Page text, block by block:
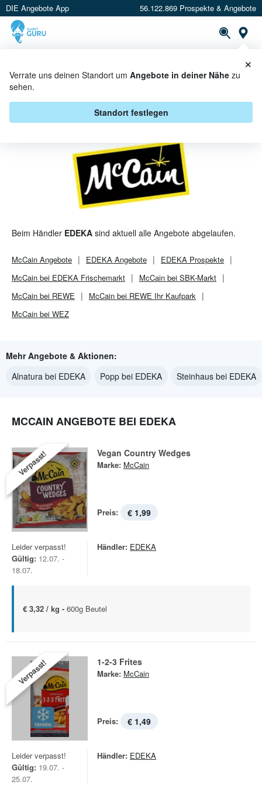
DIE Angebote App 56.122.869 Prospekte & Angebote
Verrate uns deinen Standort um Angebote in deiner Nähe zu
sehen.
Standort festlegen
×
MCCAIN BEI EDEKA - ANGEBOTE
& AKTIONEN
Beim Händler EDEKA sind aktuell alle Angebote abgelaufen.
McCain Angebote EDEKA Angebote EDEKA Prospekte
McCain bei EDEKA Frischemarkt
McCain bei SBK-Markt
McCain bei REWE
McCain bei REWE Ihr Kaufpark
McCain bei WEZ
Mehr Angebote & Aktionen:
Alnatura bei EDEKA
Popp bei EDEKA Steinhaus bei EDEKA
MCCAIN ANGEBOTE BEI EDEKA
Verpasst! Vegan Country Wedges
Marke: McCain
Preis: € 1,99
Leider verpasst!
Gültig: 12.07. -
18.07.
Händler: EDEKA
€ 3,32 / kg - 600g Beutel
Verpasst! 1-2-3 Frites
Marke: McCain
Preis: € 1,49
Leider verpasst!
Gültig: 19.07. -
25.07.
Händler: EDEKA